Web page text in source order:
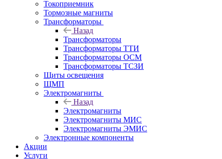
Токоприемник
Тормозные магниты
Трансформаторы
Назад
Трансформаторы
Трансформаторы ТТИ
Трансформаторы ОСМ
Трансформаторы ТСЗИ
Щиты освещения
ЩМП
Электромагниты
Назад
Электромагниты
Электромагниты МИС
Электромагниты ЭМИС
Электронные компоненты
Акции
Услуги